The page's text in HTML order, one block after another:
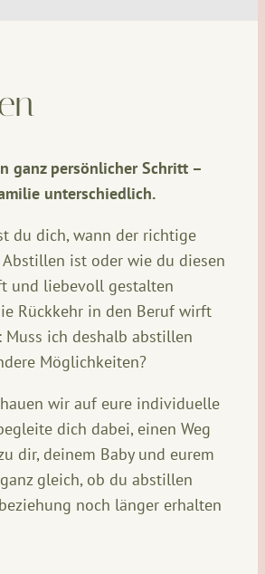
ganz persönlicher Schritt –
unterschiedlich.
du dich, wann der richtige
ist oder wie du diesen
und liebevoll gestalten
Rückkehr in den Beruf wirft
Muss ich deshalb abstillen
Möglichkeiten?
wir auf eure individuelle
dich dabei, einen Weg
dir, deinem Baby und eurem
gleich, ob du abstillen
noch länger erhalten